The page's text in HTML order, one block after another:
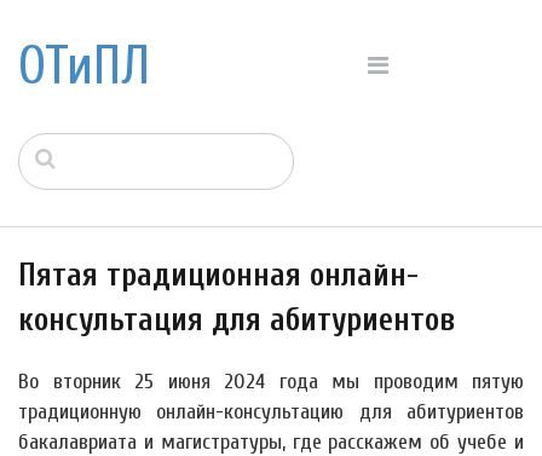
ОТиПЛ
Пятая традиционная онлайн-
консультация для абитуриентов
Во вторник 25 июня 2024 года мы проводим пятую
традиционную онлайн-консультацию для абитуриентов
бакалавриата и магистратуры, где расскажем об учебе и